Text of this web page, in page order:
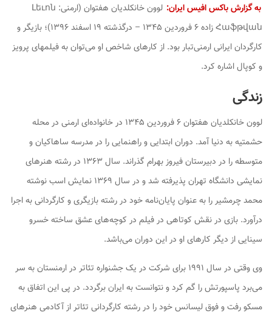
به گزارش باکس افیس ایران: لوون خانکلدیان هفتوان (ارمنی: Լեւոն
Հաֆթվան
زاده ۶ فروردین ۱۳۴۵ – درگذشته ۱۹ اسفند ۱۳۹۶)؛ بازیگر و
کارگردان ایرانی ارمنی‌تبار بود. از کارهای شاخص او می‌توان به فیلمهای پرویز
و کوپالاشاره کرد.
زندگی
لوون خانکلدیان هفتوان ۶ فروردین ۱۳۴۵ در خانواده‌ای ارمنی در محله
حشمتیه به دنیا آمد. دوران ابتدایی و راهنمایی را در مدرسه ساهاکیان و
متوسطه را در دبیرستان فیروز بهرام گذراند. سال ۱۳۶۳ در رشته هنرهای
نمایشی دانشگاه تهران پذیرفته شد و در سال ۱۳۶۹ نمایش اسب نوشته
محمد چرمشیر را به عنوان پایان‌نامه خود در رشته بازیگری و کارگردانی به اجرا
درآورد. بازی در نقش کوتاهی در فیلم در کوچه‌های عشق ساخته خسرو
سینایی از دیگر کارهای او در این دوران می‌باشد.
وی وقتی در سال ۱۹۹۱ برای شرکت در یک جشنواره تئاتر در ارمنستان به سر
می‌برد پاسپورتش را گم کرد و نتوانست به ایران برگردد. در پی این اتفاق به
مسکو رفت و فوق لیسانس خود را در رشته کارگردانی تئاتر از آکادمی هنرهای